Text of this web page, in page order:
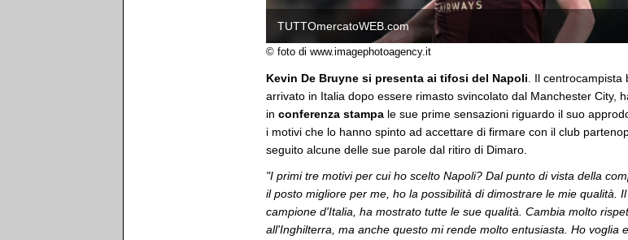
TUTTOmercatoWEB.com
© foto di www.imagephotoagency.it
Kevin De Bruyne si presenta ai tifosi del Napoli . Il centrocampista
arrivato in Italia dopo essere rimasto svincolato dal Manchester City,
in conferenza stampa le sue prime sensazioni riguardo il suo
i motivi che lo hanno spinto ad accettare di firmare con il club
seguito alcune delle sue parole dal ritiro di Dimaro.
"I primi tre motivi per cui ho scelto Napoli? Dal punto di vista della
il posto migliore per me, ho la possibilità di dimostrare le mie qualità.
campione d'Italia, ha mostrato tutte le sue qualità. Cambia molto
all'Inghilterra, ma anche questo mi rende molto entusiasta. Ho voglia